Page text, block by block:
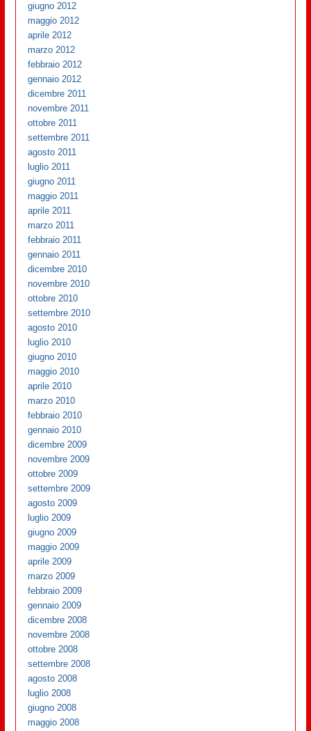
giugno 2012
maggio 2012
aprile 2012
marzo 2012
febbraio 2012
gennaio 2012
dicembre 2011
novembre 2011
ottobre 2011
settembre 2011
agosto 2011
luglio 2011
giugno 2011
maggio 2011
aprile 2011
marzo 2011
febbraio 2011
gennaio 2011
dicembre 2010
novembre 2010
ottobre 2010
settembre 2010
agosto 2010
luglio 2010
giugno 2010
maggio 2010
aprile 2010
marzo 2010
febbraio 2010
gennaio 2010
dicembre 2009
novembre 2009
ottobre 2009
settembre 2009
agosto 2009
luglio 2009
giugno 2009
maggio 2009
aprile 2009
marzo 2009
febbraio 2009
gennaio 2009
dicembre 2008
novembre 2008
ottobre 2008
settembre 2008
agosto 2008
luglio 2008
giugno 2008
maggio 2008